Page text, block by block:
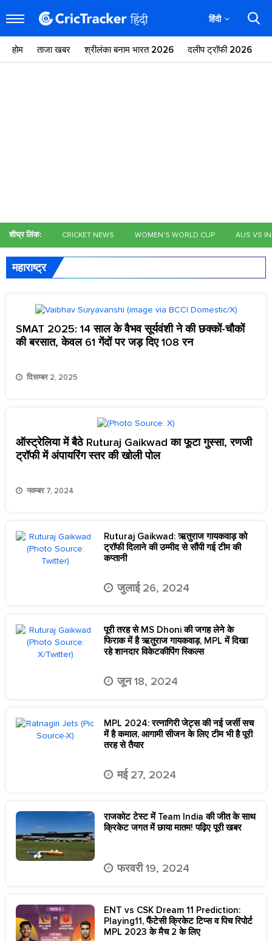
हिंदी
होम ताजा खबर श्रीलंका बनाम भारत 2026 दलीप ट्रॉफी 2026
शीघ्र लिंक: CRICKET NEWS WOMEN'S WORLD CUP AUS VS
महाराष्ट्र
SMAT 2025: 14 साल के वैभव सूर्यवंशी ने की छक्कों-चौकों
की बरसात, केवल 61 गेंदों पर जड़ दिए 108 रन
दिसम्बर 2, 2025
ऑस्ट्रेलिया में बैठे Ruturaj Gaikwad का फूटा गुस्सा, रणजी
ट्रॉफी में अंपायरिंग स्तर की खोली पोल
नवम्बर 7, 2024
Ruturaj Gaikwad: ऋतुराज गायकवाड़ को
ट्रॉफी दिलाने की उम्मीद से सौंपी गई टीम की
कप्तानी
जुलाई 26, 2024
पूरी तरह से MS Dhoni की जगह लेने के
फिराक में है ऋतुराज गायकवाड़, MPL में दिखा
रहे शानदार विकेटकीपिंग स्किल्स
जून 18, 2024
MPL 2024: रत्नागिरी जेट्स की नई जर्सी सच
में है कमाल, आगामी सीजन के लिए टीम भी है पूरी
तरह से तैयार
मई 27, 2024
राजकोट टेस्ट में Team India की जीत के साथ
क्रिकेट जगत में छाया मातम! पढ़िए पूरी खबर
फरवरी 19, 2024
ENT vs CSK Dream 11 Prediction:
Playing11, फैंटेसी क्रिकेट टिप्स व पिच रिपोर्ट
MPL 2023 के मैच 2 के लिए